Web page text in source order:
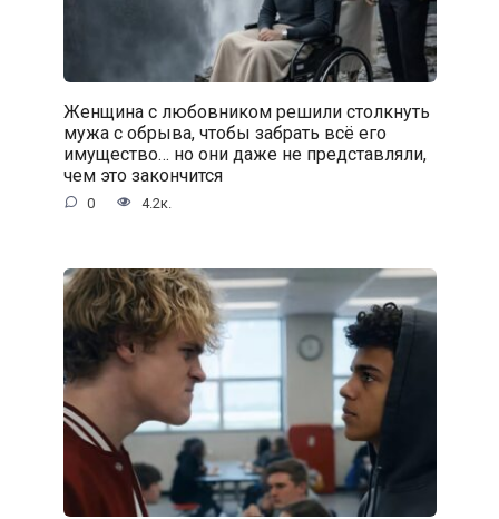
Женщина с любовником решили столкнуть
мужа с обрыва, чтобы забрать всё его
имущество… но они даже не представляли,
чем это закончится
0 4.2к.